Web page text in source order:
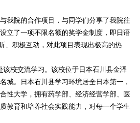
院的合作项目，与同学们分享了我院往
立了一项不限名额的奖学金制度，即日语
、积极互动，对此项目表现出极高的热
校交流学习。该校位于日本石川县金泽
城。日本石川县学习环境居全日本第一，
性大学，拥有药学部、经济经营学部、医
教育和培养社会实践能力，对每一个学生